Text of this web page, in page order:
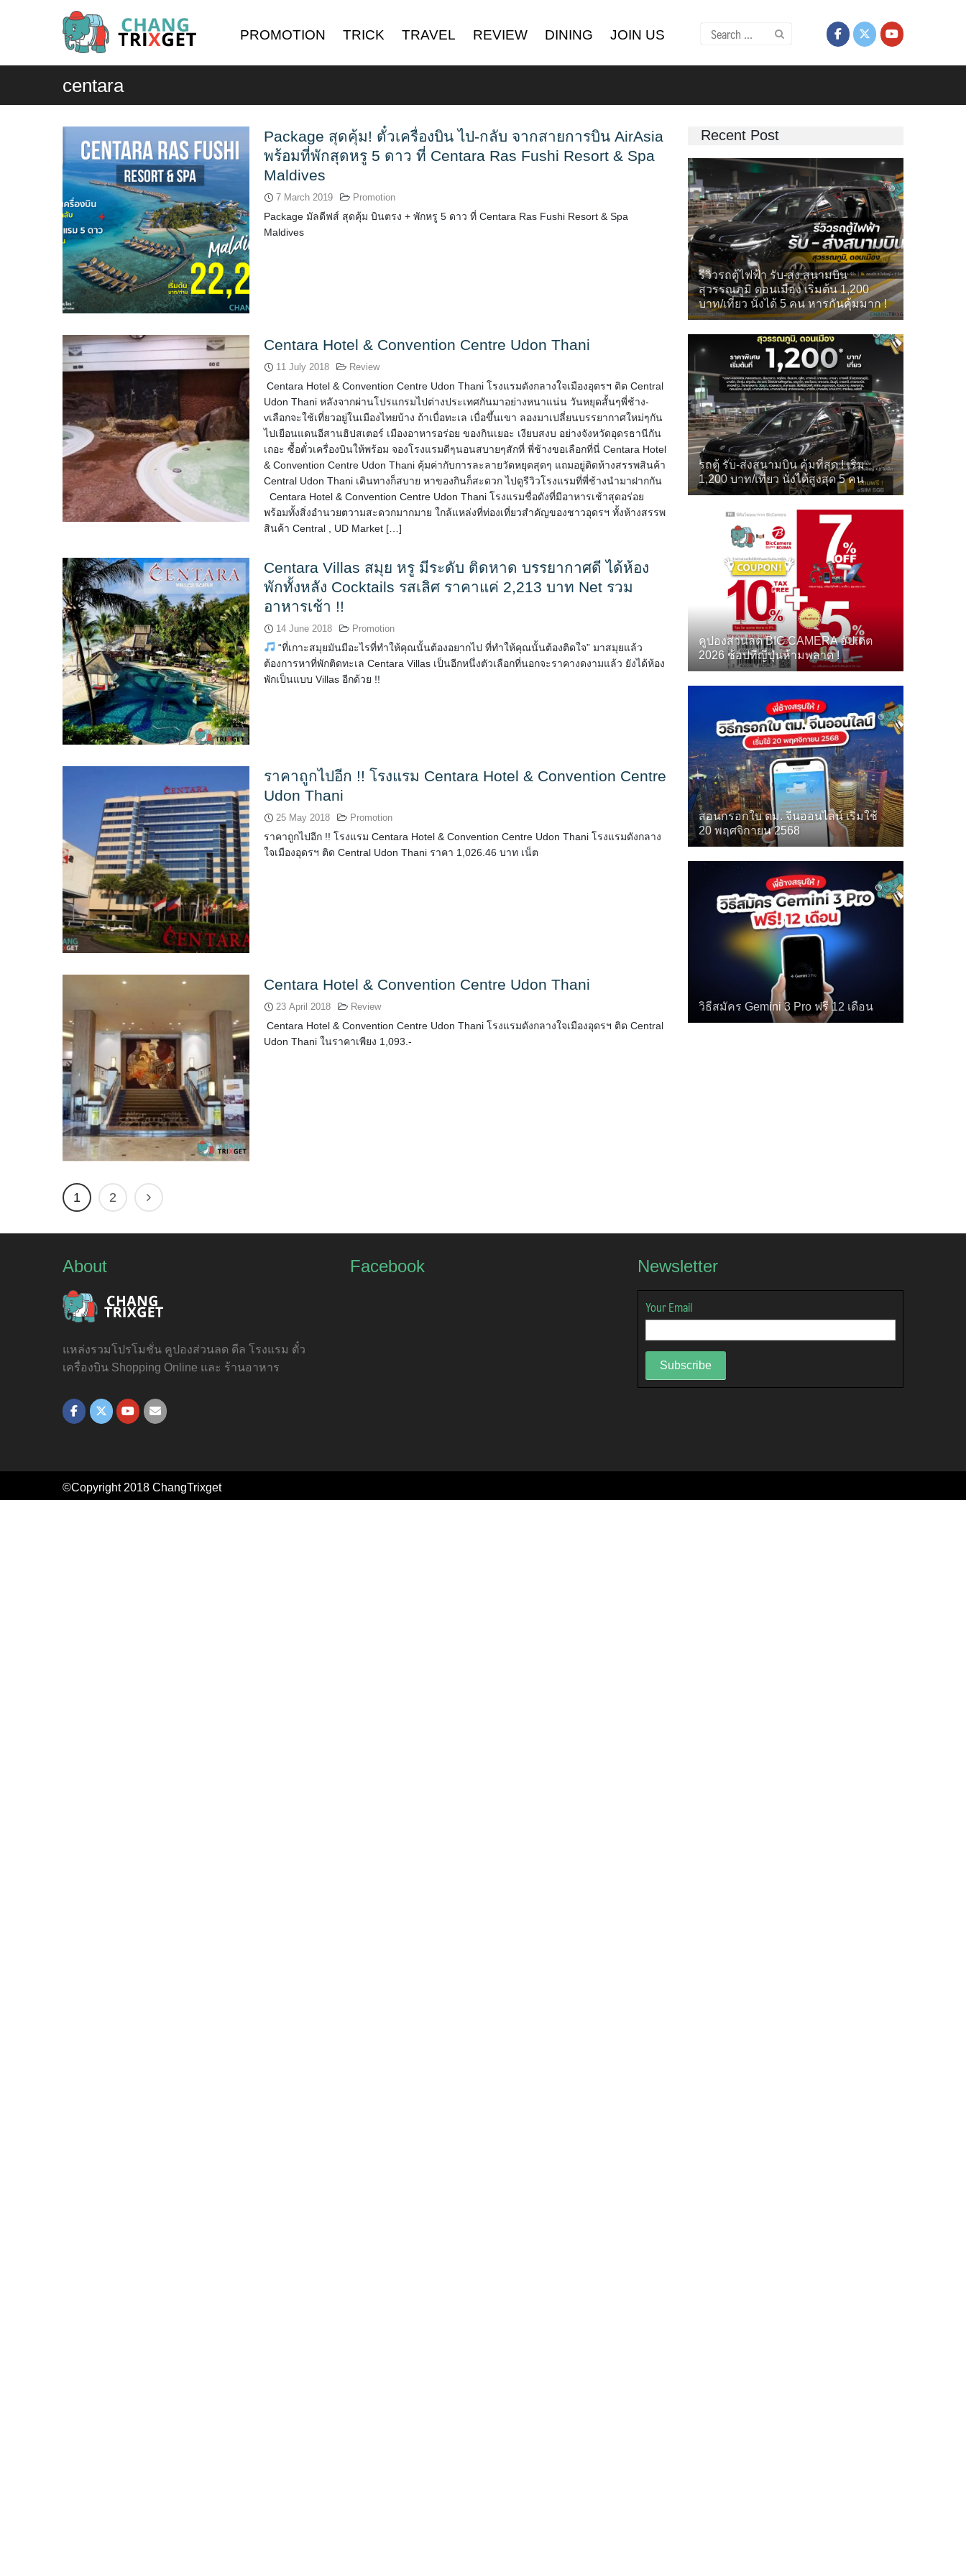
PROMOTION TRICK TRAVEL REVIEW DINING JOIN US
Search
for:
centara
Package สุดคุ้ม! ตั๋วเครื่องบิน ไป-กลับ จากสายการบิน AirAsia
พร้อมที่พักสุดหรู 5 ดาว ที่ Centara Ras Fushi Resort & Spa
Maldives
7 March 2019 Promotion
Package มัลดีฟส์ สุดคุ้ม บินตรง + พักหรู 5 ดาว ที่ Centara Ras Fushi Resort & Spa
Maldives
Centara Hotel & Convention Centre Udon Thani
11 July 2018 Review
Centara Hotel & Convention Centre Udon Thani โรงแรมดังกลางใจเมืองอุดรฯ ติด Central
Udon Thani หลังจากผ่านโปรแกรมไปต่างประเทศกันมาอย่างหนาแน่น วันหยุดสั้นๆพี่ช้าง-
vเลือกจะใช้เที่ยวอยู่ในเมืองไทยบ้าง ถ้าเบื่อทะเล เบื่อขึ้นเขา ลองมาเปลี่ยนบรรยากาศใหม่ๆกัน
ไปเยือนแดนอีสานฮิปสเตอร์ เมืองอาหารอร่อย ของกินเยอะ เงียบสงบ อย่างจังหวัดอุดรธานีกัน
เถอะ ซื้อตั๋วเครื่องบินให้พร้อม จองโรงแรมดีๆนอนสบายๆสักที่ พี่ช้างขอเลือกที่นี่ Centara Hotel
& Convention Centre Udon Thani คุ้มค่ากับการละลายวัดหยุดสุดๆ แถมอยู่ติดห้างสรรพสินค้า
Central Udon Thani เดินทางก็สบาย หาของกินก็สะดวก ไปดูรีวิวโรงแรมที่พี่ช้างนำมาฝากกัน
Centara Hotel & Convention Centre Udon Thani โรงแรมชื่อดังที่มีอาหารเช้าสุดอร่อย
พร้อมทั้งสิ่งอำนวยตวามสะดวกมากมาย ใกล้แหล่งที่ท่องเที่ยวสำคัญของชาวอุดรฯ ทั้งห้างสรรพ
สินค้า Central , UD Market […]
Centara Villas สมุย หรู มีระดับ ติดหาด บรรยากาศดี ได้ห้อง
พักทั้งหลัง Cocktails รสเลิศ ราคาแค่ 2,213 บาท Net รวม
อาหารเช้า !!
14 June 2018 Promotion
“ที่เกาะสมุยมันมีอะไรที่ทำให้คุณนั้นต้องอยากไป ที่ทำให้คุณนั้นต้องติดใจ” มาสมุยแล้ว
ต้องการหาที่พักติดทะเล Centara Villas เป็นอีกหนึ่งตัวเลือกที่นอกจะราคางดงามแล้ว ยังได้ห้อง
พักเป็นแบบ Villas อีกด้วย !!
ราคาถูกไปอีก !! โรงแรม Centara Hotel & Convention Centre
Udon Thani
25 May 2018 Promotion
ราคาถูกไปอีก !! โรงแรม Centara Hotel & Convention Centre Udon Thani โรงแรมดังกลาง
ใจเมืองอุดรฯ ติด Central Udon Thani ราคา 1,026.46 บาท เน็ต
Centara Hotel & Convention Centre Udon Thani
23 April 2018 Review
Centara Hotel & Convention Centre Udon Thani โรงแรมดังกลางใจเมืองอุดรฯ ติด Central
Udon Thani ในราคาเพียง 1,093.-
1 2
Recent Post
รีวิวรถตู้ไฟฟ้า รับ-ส่ง สนามบิน
สุวรรณภูมิ ดอนเมือง เริ่มต้น 1,200
บาท/เที่ยว นั่งได้ 5 คน หารกันคุ้มมาก !
รถตู้ รับ-ส่งสนามบิน คุ้มที่สุด ! เริ่ม
1,200 บาท/เที่ยว นั่งได้สูงสุด 5 คน
คูปองส่วนลด BIC CAMERA อัปเดต
2026 ช้อปที่ญี่ปุ่นห้ามพลาด !
สอนกรอกใบ ตม. จีนออนไลน์ เริ่มใช้
20 พฤศจิกายน 2568
วิธีสมัคร Gemini 3 Pro ฟรี 12 เดือน
About
แหล่งรวมโปรโมชั่น คูปองส่วนลด ดีล โรงแรม ตั๋ว
เครื่องบิน Shopping Online และ ร้านอาหาร
Facebook Newsletter
Your Email
Subscribe
©Copyright 2018 ChangTrixget